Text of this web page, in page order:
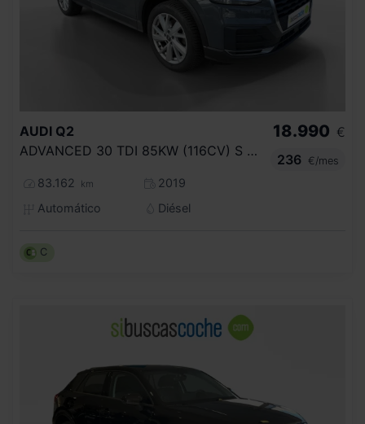
AUDI Q2
ADVANCED 30 TDI 85KW (116CV) S TRONIC
83.162 km
2019
Automático
Diésel
18.990 €
236
€/mes
C